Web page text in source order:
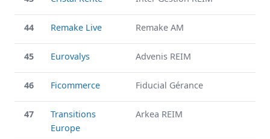
44 Remake Live Remake AM
45 Eurovalys Advenis REIM
46 Ficommerce Fiducial Gérance
47
Transitions
Europe
Arkea REIM